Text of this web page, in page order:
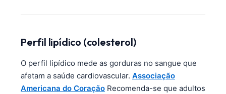
Perfil lipídico (colesterol)
O perfil lipídico mede as gorduras no sangue que
afetam a saúde cardiovascular. Associação
Americana do Coração Recomenda-se que adultos